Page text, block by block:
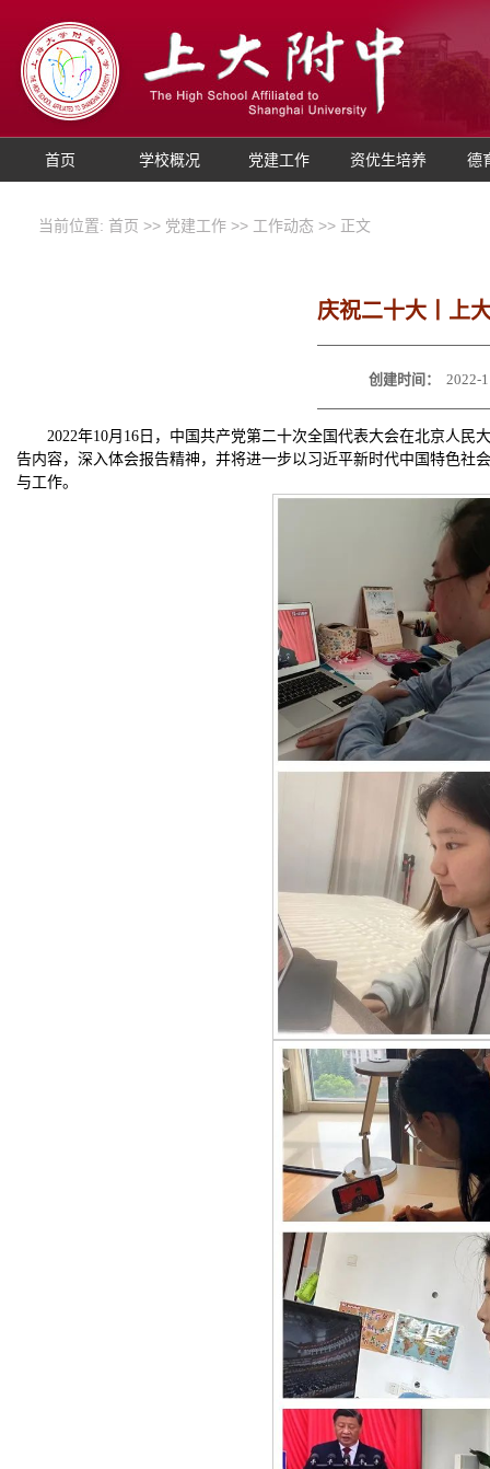
首页 学校概况 党建工作 资优生培养 德
当前位置: 首页 >> 党建工作 >> 工作动态 >> 正文
庆祝二十大丨上
创建时间： 2022-
2022年10月16日，中国共产党第二十次全国代表大会在北京人
告内容，深入体会报告精神，并将进一步以习近平新时代中国特色社
与工作。